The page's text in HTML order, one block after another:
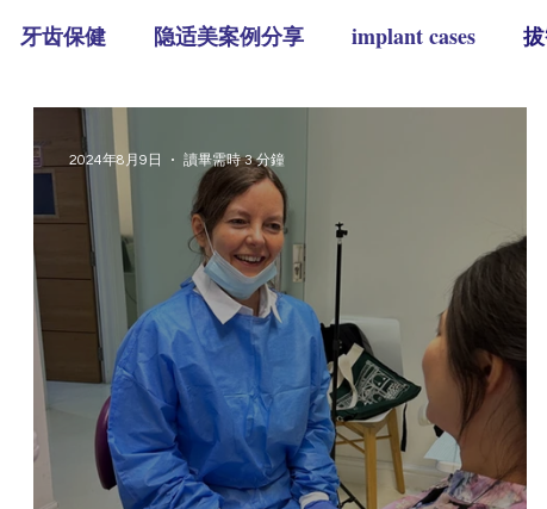
牙齿保健 隐适美案例分享 implant cases
2024年8月9日 讀畢需時 3 分鐘